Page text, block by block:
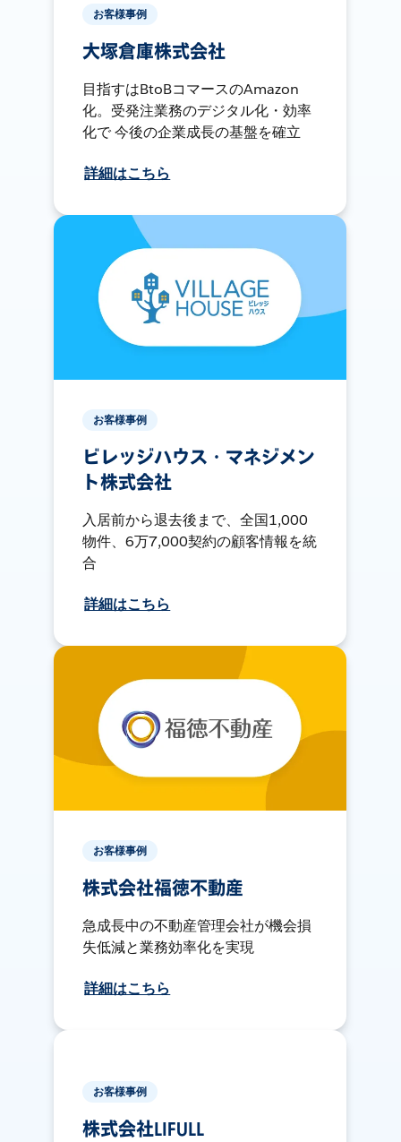
お客様事例
大塚倉庫株式会社
目指すはBtoBコマースのAmazon
化。受発注業務のデジタル化・効率
化で 今後の企業成長の基盤を確立
詳細はこちら
お客様事例
ビレッジハウス・マネジメン
ト株式会社
入居前から退去後まで、全国1,000
物件、6万7,000契約の顧客情報を統
合
詳細はこちら
お客様事例
株式会社福徳不動産
急成長中の不動産管理会社が機会損
失低減と業務効率化を実現
詳細はこちら
お客様事例
株式会社LIFULL